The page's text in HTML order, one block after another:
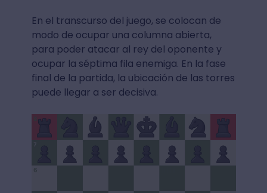
En el transcurso del juego, se colocan de
modo de ocupar una columna abierta,
para poder atacar al rey del oponente y
ocupar la séptima fila enemiga. En la fase
final de la partida, la ubicación de las torres
puede llegar a ser decisiva.